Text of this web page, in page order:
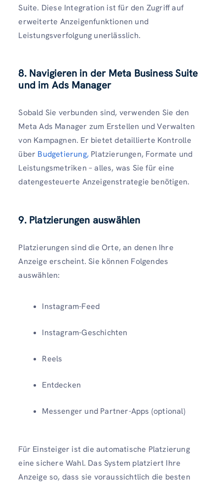
Suite. Diese Integration ist für den Zugriff auf
erweiterte Anzeigenfunktionen und
Leistungsverfolgung unerlässlich.
8. Navigieren in der Meta Business Suite
und im Ads Manager
Sobald Sie verbunden sind, verwenden Sie den
Meta Ads Manager zum Erstellen und Verwalten
von Kampagnen. Er bietet detaillierte Kontrolle
über Budgetierung, Platzierungen, Formate und
Leistungsmetriken – alles, was Sie für eine
datengesteuerte Anzeigenstrategie benötigen.
9. Platzierungen auswählen
Platzierungen sind die Orte, an denen Ihre
Anzeige erscheint. Sie können Folgendes
auswählen:
Instagram-Feed
Instagram-Geschichten
Reels
Entdecken
Messenger und Partner-Apps (optional)
Für Einsteiger ist die automatische Platzierung
eine sichere Wahl. Das System platziert Ihre
Anzeige so, dass sie voraussichtlich die besten